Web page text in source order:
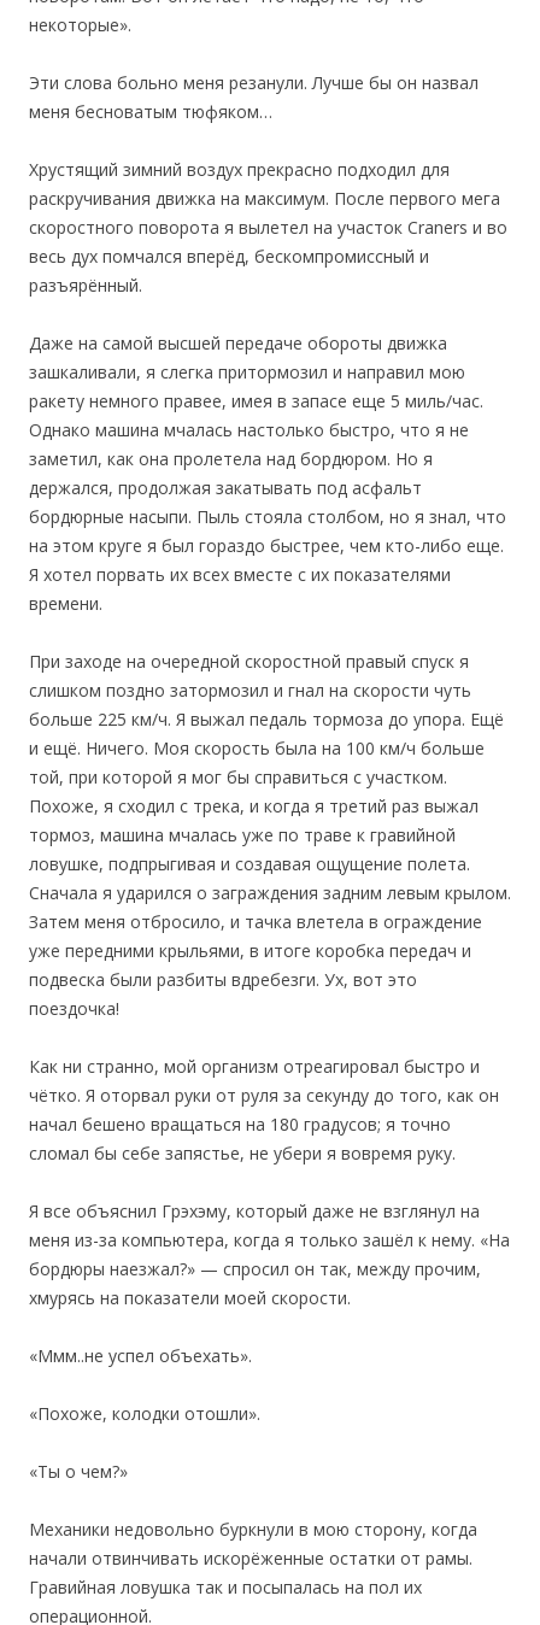
некоторые».
Эти слова больно меня резанули. Лучше бы он назвал
меня бесноватым тюфяком…
Хрустящий зимний воздух прекрасно подходил для
раскручивания движка на максимум. После первого мега
скоростного поворота я вылетел на участок Craners и во
весь дух помчался вперёд, бескомпромиссный и
разъярённый.
Даже на самой высшей передаче обороты движка
зашкаливали, я слегка притормозил и направил мою
ракету немного правее, имея в запасе еще 5 миль/час.
Однако машина мчалась настолько быстро, что я не
заметил, как она пролетела над бордюром. Но я
держался, продолжая закатывать под асфальт
бордюрные насыпи. Пыль стояла столбом, но я знал, что
на этом круге я был гораздо быстрее, чем кто-либо еще.
Я хотел порвать их всех вместе с их показателями
времени.
При заходе на очередной скоростной правый спуск я
слишком поздно затормозил и гнал на скорости чуть
больше 225 км/ч. Я выжал педаль тормоза до упора. Ещё
и ещё. Ничего. Моя скорость была на 100 км/ч больше
той, при которой я мог бы справиться с участком.
Похоже, я сходил с трека, и когда я третий раз выжал
тормоз, машина мчалась уже по траве к гравийной
ловушке, подпрыгивая и создавая ощущение полета.
Сначала я ударился о заграждения задним левым крылом.
Затем меня отбросило, и тачка влетела в ограждение
уже передними крыльями, в итоге коробка передач и
подвеска были разбиты вдребезги. Ух, вот это
поездочка!
Как ни странно, мой организм отреагировал быстро и
чётко. Я оторвал руки от руля за секунду до того, как он
начал бешено вращаться на 180 градусов; я точно
сломал бы себе запястье, не убери я вовремя руку.
Я все объяснил Грэхэму, который даже не взглянул на
меня из-за компьютера, когда я только зашёл к нему. «На
бордюры наезжал?» — спросил он так, между прочим,
хмурясь на показатели моей скорости.
«Ммм..не успел объехать».
«Похоже, колодки отошли».
«Ты о чем?»
Механики недовольно буркнули в мою сторону, когда
начали отвинчивать искорёженные остатки от рамы.
Гравийная ловушка так и посыпалась на пол их
операционной.